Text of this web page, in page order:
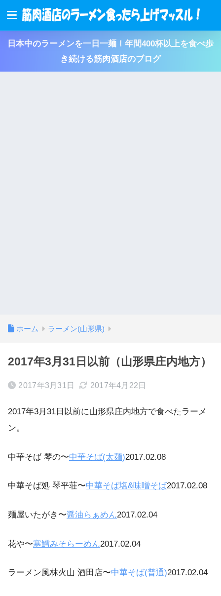
日本中のラーメンを一日一麺！年間400杯以上を食べ歩
き続ける筋肉酒店のブログ
ホーム ラーメン(山形県)
2017年3月31日以前（山形県庄内地方）
2017年3月31日 2017年4月22日
2017年3月31日以前に山形県庄内地方で食べたラーメ
ン。
中華そば 琴の〜中華そば(太麺)2017.02.08
中華そば処 琴平荘〜中華そば塩&味噌そば2017.02.08
麺屋いたがき〜醤油らぁめん2017.02.04
花や〜寒鱈みそらーめん2017.02.04
ラーメン風林火山 酒田店〜中華そば(普通)2017.02.04